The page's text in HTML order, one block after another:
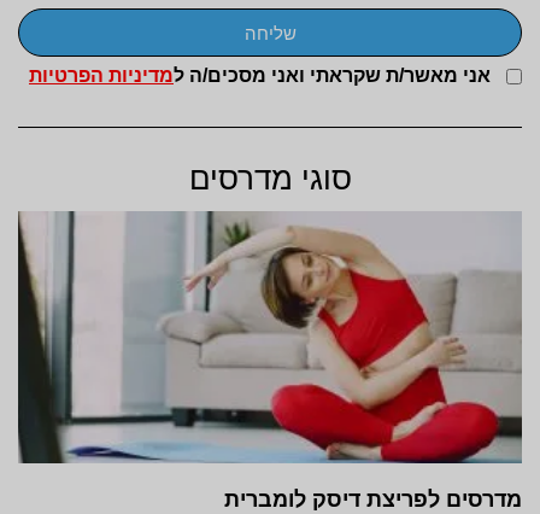
אני מאשר/ת שקראתי ואני מסכים/ה למדיניות הפרטיות
שליחה
סוגי מדרסים
מדרסים לפריצת דיסק לומברית